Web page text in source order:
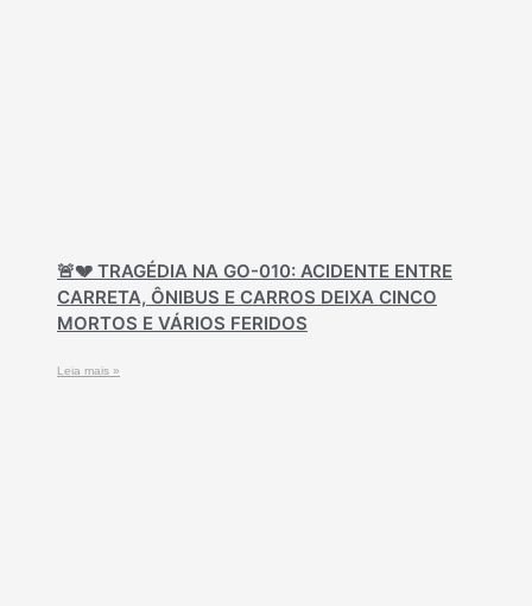
🚨💔 TRAGÉDIA NA GO-010: ACIDENTE ENTRE
CARRETA, ÔNIBUS E CARROS DEIXA CINCO
MORTOS E VÁRIOS FERIDOS
Leia mais »